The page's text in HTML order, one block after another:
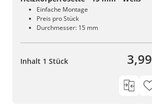
Einfache Montage
Preis pro Stück
Durchmesser: 15 mm
Inhalt 1 Stück 3,99